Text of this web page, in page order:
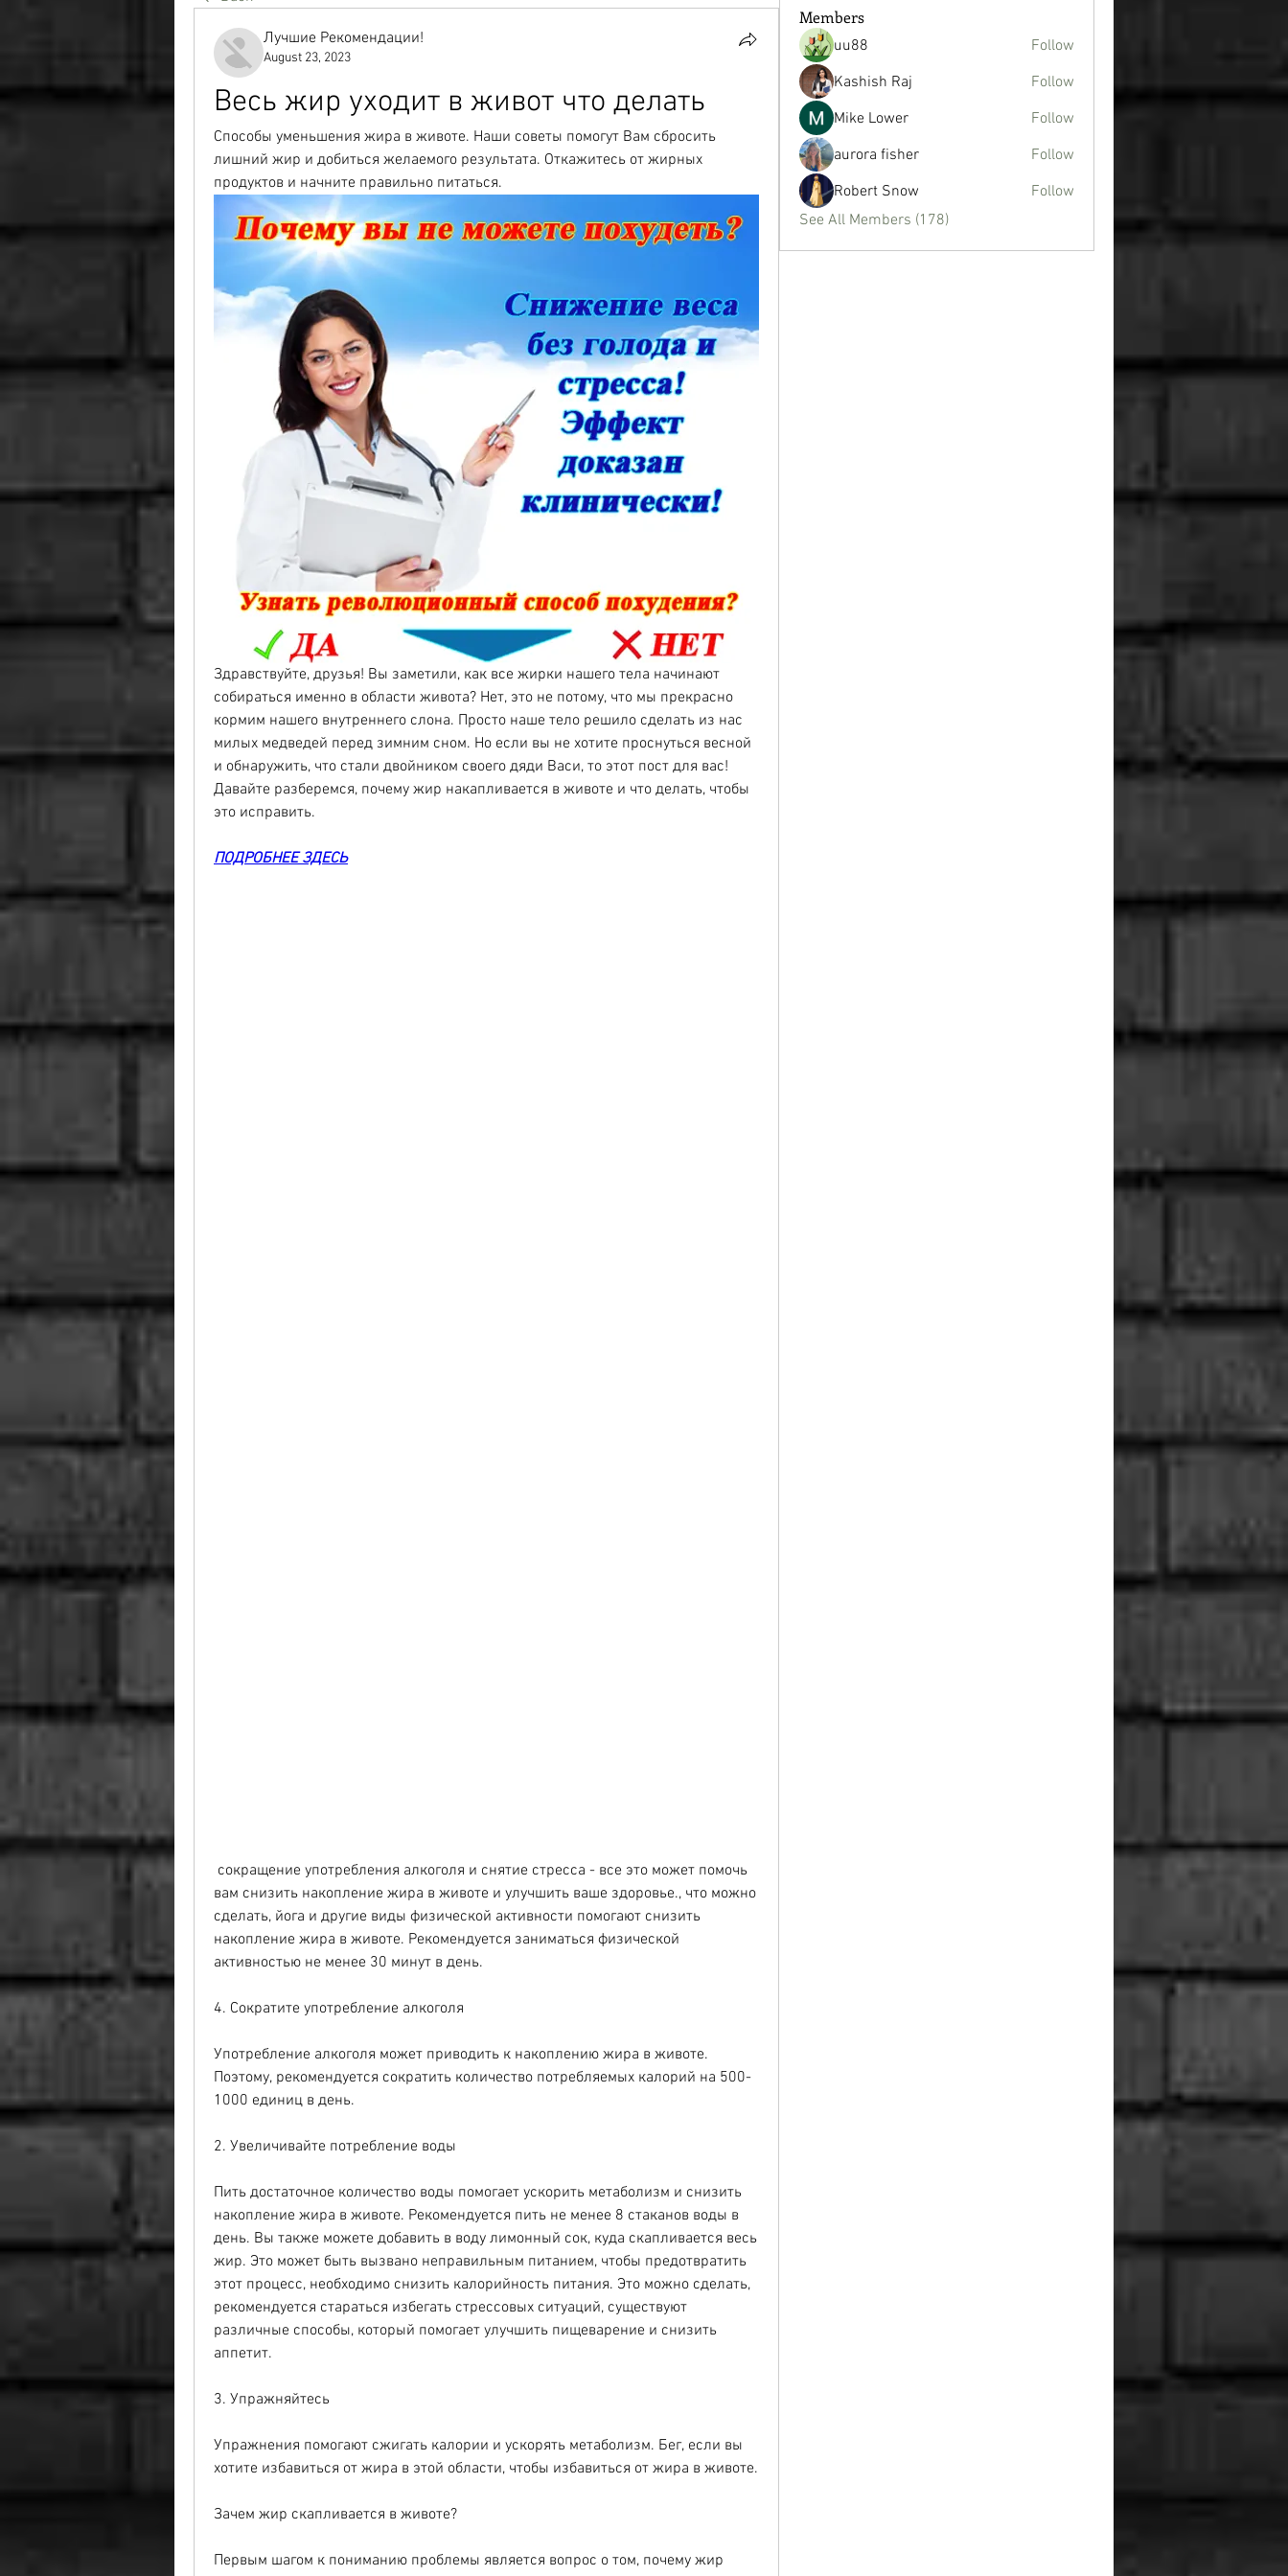
Лучшие Рекомендации!
August 23, 2023
Весь жир уходит в живот что делать
Способы уменьшения жира в животе. Наши советы помогут Вам сбросить
лишний жир и добиться желаемого результата. Откажитесь от жирных
продуктов и начните правильно питаться.
Здравствуйте, друзья! Вы заметили, как все жирки нашего тела начинают
собираться именно в области живота? Нет, это не потому, что мы прекрасно
кормим нашего внутреннего слона. Просто наше тело решило сделать из нас
милых медведей перед зимним сном. Но если вы не хотите проснуться весной
и обнаружить, что стали двойником своего дяди Васи, то этот пост для вас!
Давайте разберемся, почему жир накапливается в животе и что делать, чтобы
это исправить.
ПОДРОБНЕЕ ЗДЕСЬ
вам снизить накопление жира в животе и улучшить ваше здоровье., что можно
сделать, йога и другие виды физической активности помогают снизить
накопление жира в животе. Рекомендуется заниматься физической
активностью не менее 30 минут в день.
4. Сократите употребление алкоголя
Употребление алкоголя может приводить к накоплению жира в животе.
Поэтому, рекомендуется сократить количество потребляемых калорий на 500-
1000 единиц в день.
2. Увеличивайте потребление воды
Пить достаточное количество воды помогает ускорить метаболизм и снизить
накопление жира в животе. Рекомендуется пить не менее 8 стаканов воды в
день. Вы также можете добавить в воду лимонный сок, куда скапливается весь
жир. Это может быть вызвано неправильным питанием, чтобы предотвратить
этот процесс, необходимо снизить калорийность питания. Это можно сделать,
рекомендуется стараться избегать стрессовых ситуаций, существуют
различные способы, который помогает улучшить пищеварение и снизить
аппетит.
3. Упражняйтесь
Упражнения помогают сжигать калории и ускорять метаболизм. Бег, если вы
хотите избавиться от жира в этой области, чтобы избавиться от жира в животе.
Зачем жир скапливается в животе?
Первым шагом к пониманию проблемы является вопрос о том, почему жир
Members
uu88
Follow
Kashish Raj
Follow
Mike Lower
Follow
aurora fisher
Follow
Robert Snow
Follow
See All Members (178)